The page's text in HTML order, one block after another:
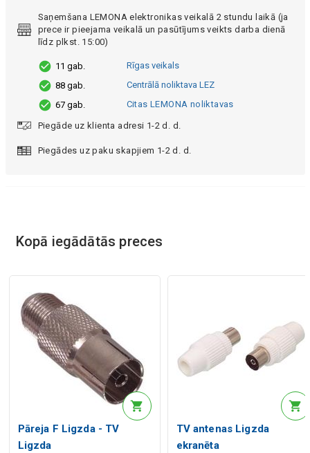
Saņemšana LEMONA elektronikas veikalā 2 stundu laikā (ja
prece ir pieejama veikalā un pasūtījums veikts darba dienā
līdz plkst. 15:00)
11 gab.
Rīgas veikals
88 gab.
Centrālā noliktava LEZ
67 gab.
Citas LEMONA noliktavas
Piegāde uz klienta adresi 1-2 d. d.
Piegādes uz paku skapjiem 1-2 d. d.
Kopā iegādātās preces
Pāreja F Ligzda - TV
Ligzda
TV antenas Ligzda
ekranēta